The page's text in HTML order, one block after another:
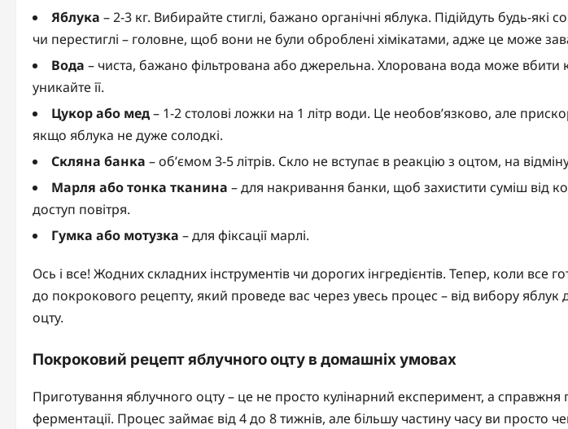
Яблука – 2-3 кг. Вибирайте стиглі, бажано органічні яблука. Підійдуть будь-які
чи перестиглі – головне, щоб вони не були оброблені хімікатами, адже це може
Вода – чиста, бажано фільтрована або джерельна. Хлорована вода може вбити
уникайте її.
Цукор або мед– 1-2 столові ложки на 1 літр води. Це необов’язково, але
якщо яблука не дуже солодкі.
Скляна банка – об’ємом 3-5 літрів. Скло не вступає в реакцію з оцтом, на
Марля або тонка тканина – для накривання банки, щоб захистити суміш від
доступ повітря.
Гумка або мотузка – для фіксації марлі.
Ось і все! Жодних складних інструментів чи дорогих інгредієнтів. Тепер, коли все
до покрокового рецепту, який проведе вас через увесь процес – від вибору яблук
оцту.
Покроковий рецепт яблучного оцту в домашніх умовах
Приготування яблучного оцту – це не просто кулінарний експеримент, а справжня
ферментації. Процес займає від 4 до 8 тижнів, але більшу частину часу ви просто